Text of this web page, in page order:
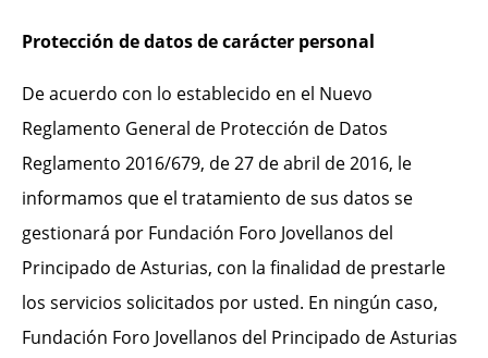
Protección de datos de carácter personal
De acuerdo con lo establecido en el Nuevo
Reglamento General de Protección de Datos
Reglamento 2016/679, de 27 de abril de 2016, le
informamos que el tratamiento de sus datos se
gestionará por Fundación Foro Jovellanos del
Principado de Asturias, con la finalidad de prestarle
los servicios solicitados por usted. En ningún caso,
Fundación Foro Jovellanos del Principado de Asturias